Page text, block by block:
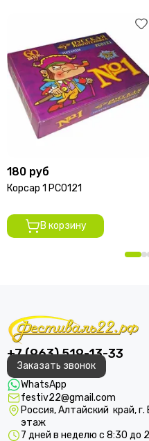
180 руб
Корсар 1 РС0121
В корзину
+7 (963) 519-13-33
Заказать звонок
WhatsApp
festiv22@gmail.com
Россия, Алтайский край,
этаж
7 дней в неделю с 8:30 до